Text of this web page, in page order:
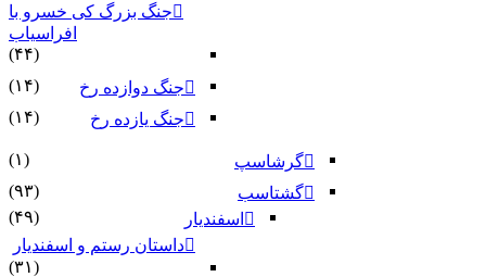
جنگ بزرگ کی خسرو با
افراسیاب
(۴۴)
جنگ دوازده رخ
(۱۴)
جنگ یازده رخ
(۱۴)
گرشاسپ
(۱)
گشتاسب
(۹۳)
اسفندیار
(۴۹)
داستان رستم و اسفندیار
(۳۱)